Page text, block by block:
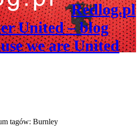
Redlog.pl
United – blog
we are United
tagów: Burnley